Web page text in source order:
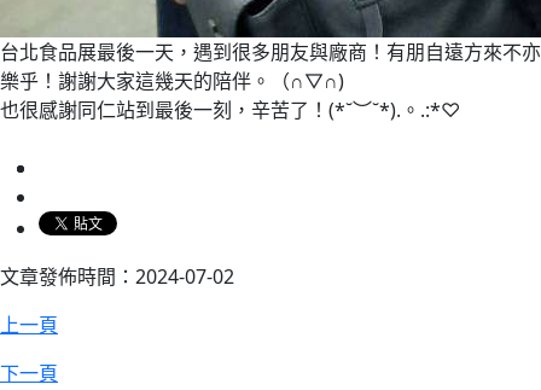
台北食品展最後一天，遇到很多朋友與廠商！有朋自遠方來不亦
樂乎！謝謝大家這幾天的陪伴。（∩▽∩)
也很感謝同仁站到最後一刻，辛苦了！(*˘︶˘*).。.:*♡
文章發佈時間：2024-07-02
上一頁
下一頁